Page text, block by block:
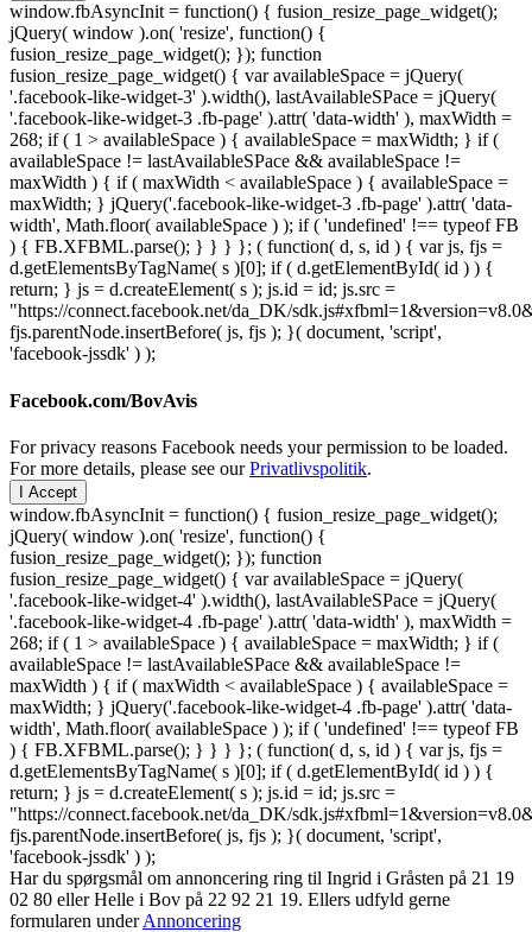
window.fbAsyncInit = function() { fusion_resize_page_widget();
jQuery( window ).on( 'resize', function() {
fusion_resize_page_widget(); }); function
fusion_resize_page_widget() { var availableSpace = jQuery(
'.facebook-like-widget-3' ).width(), lastAvailableSPace = jQuery(
'.facebook-like-widget-3 .fb-page' ).attr( 'data-width' ), maxWidth =
268; if ( 1 > availableSpace ) { availableSpace = maxWidth; } if (
availableSpace != lastAvailableSPace && availableSpace !=
maxWidth ) { if ( maxWidth < availableSpace ) { availableSpace =
maxWidth; } jQuery('.facebook-like-widget-3 .fb-page' ).attr( 'data-
width', Math.floor( availableSpace ) ); if ( 'undefined' !== typeof FB
) { FB.XFBML.parse(); } } } }; ( function( d, s, id ) { var js, fjs =
d.getElementsByTagName( s )[0]; if ( d.getElementById( id ) ) {
return; } js = d.createElement( s ); js.id = id; js.src =
"https://connect.facebook.net/da_DK/
fjs.parentNode.insertBefore( js, fjs ); }( document, 'script',
'facebook-jssdk' ) );
Facebook.com/BovAvis
For privacy reasons Facebook needs your permission to be loaded.
For more details, please see ourPrivatlivspolitik.
I Accept
window.fbAsyncInit = function() { fusion_resize_page_widget();
jQuery( window ).on( 'resize', function() {
fusion_resize_page_widget(); }); function
fusion_resize_page_widget() { var availableSpace = jQuery(
'.facebook-like-widget-4' ).width(), lastAvailableSPace = jQuery(
'.facebook-like-widget-4 .fb-page' ).attr( 'data-width' ), maxWidth =
268; if ( 1 > availableSpace ) { availableSpace = maxWidth; } if (
availableSpace != lastAvailableSPace && availableSpace !=
maxWidth ) { if ( maxWidth < availableSpace ) { availableSpace =
maxWidth; } jQuery('.facebook-like-widget-4 .fb-page' ).attr( 'data-
width', Math.floor( availableSpace ) ); if ( 'undefined' !== typeof FB
) { FB.XFBML.parse(); } } } }; ( function( d, s, id ) { var js, fjs =
d.getElementsByTagName( s )[0]; if ( d.getElementById( id ) ) {
return; } js = d.createElement( s ); js.id = id; js.src =
"https://connect.facebook.net/da_DK/
fjs.parentNode.insertBefore( js, fjs ); }( document, 'script',
'facebook-jssdk' ) );
Har du spørgsmål om annoncering ring til Ingrid i Gråsten på 21 19
02 80 ‬eller Helle i Bov på 22 92 21 19‬. Ellers udfyld gerne
formularen underAnnoncering